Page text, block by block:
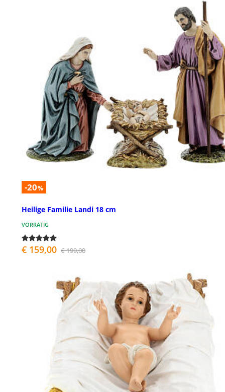
-20%
Heilige Familie Landi 18 cm
VORRÄTIG
€ 159,00 € 199,00